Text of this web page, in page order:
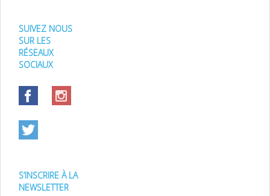
SUIVEZ NOUS
SUR LES
RÉSEAUX
SOCIAUX
S’INSCRIRE À LA
NEWSLETTER